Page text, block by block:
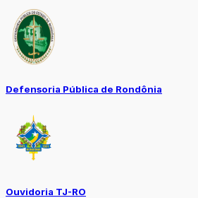
Defensoria Pública de Rondônia
Ouvidoria TJ-RO